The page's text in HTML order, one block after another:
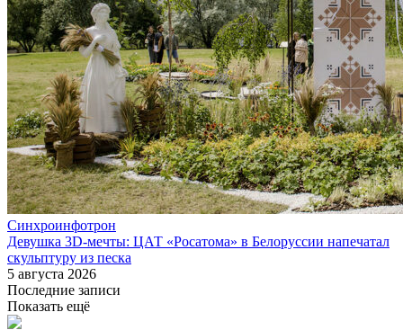
Синхроинфотрон
Девушка 3D-мечты: ЦАТ «Росатома» в Белоруссии напечатал
скульптуру из песка
5 августа 2026
Последние записи
Показать ещё